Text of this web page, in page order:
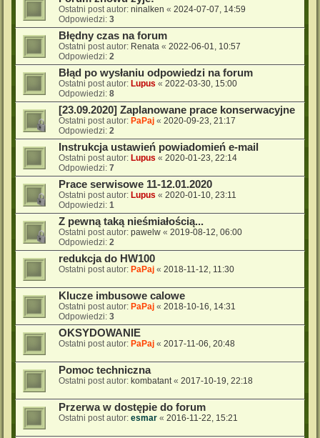
Ostatni post autor: ninalken « 2024-07-07, 14:59
Odpowiedzi: 3
Błędny czas na forum
Ostatni post autor: Renata « 2022-06-01, 10:57
Odpowiedzi: 2
Błąd po wysłaniu odpowiedzi na forum
Ostatni post autor: Lupus « 2022-03-30, 15:00
Odpowiedzi: 8
[23.09.2020] Zaplanowane prace konserwacyjne
Ostatni post autor: PaPaj « 2020-09-23, 21:17
Odpowiedzi: 2
Instrukcja ustawień powiadomień e-mail
Ostatni post autor: Lupus « 2020-01-23, 22:14
Odpowiedzi: 7
Prace serwisowe 11-12.01.2020
Ostatni post autor: Lupus « 2020-01-10, 23:11
Odpowiedzi: 1
Z pewną taką nieśmiałością...
Ostatni post autor: pawelw « 2019-08-12, 06:00
Odpowiedzi: 2
redukcja do HW100
Ostatni post autor: PaPaj « 2018-11-12, 11:30
Klucze imbusowe calowe
Ostatni post autor: PaPaj « 2018-10-16, 14:31
Odpowiedzi: 3
OKSYDOWANIE
Ostatni post autor: PaPaj « 2017-11-06, 20:48
Pomoc techniczna
Ostatni post autor: kombatant« 2017-10-19, 22:18
Przerwa w dostępie do forum
Ostatni post autor: esmar « 2016-11-22, 15:21